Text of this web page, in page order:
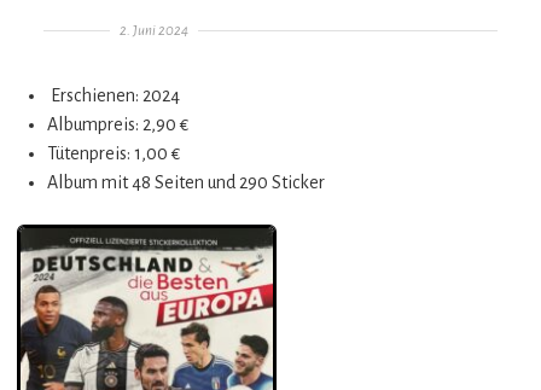
Gepostet am
2. Juni 2024
Erschienen: 2024
Albumpreis: 2,90 €
Tütenpreis: 1,00 €
Album mit 48 Seiten und 290 Sticker